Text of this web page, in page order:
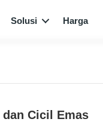
Solusi Harga
Cicil Emas